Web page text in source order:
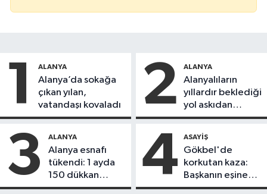
1 ALANYA
Alanya’da sokağa
çıkan yılan,
vatandaşı kovaladı
2 ALANYA
Alanyalıların
yıllardır beklediği
yol askıdan
döndü
3 ALANYA
Alanya esnafı
tükendi: 1 ayda
150 dükkan
kapandı
4 ASAYIŞ
Gökbel'de
korkutan kaza:
Başkanın eşine
motosiklet çarptı